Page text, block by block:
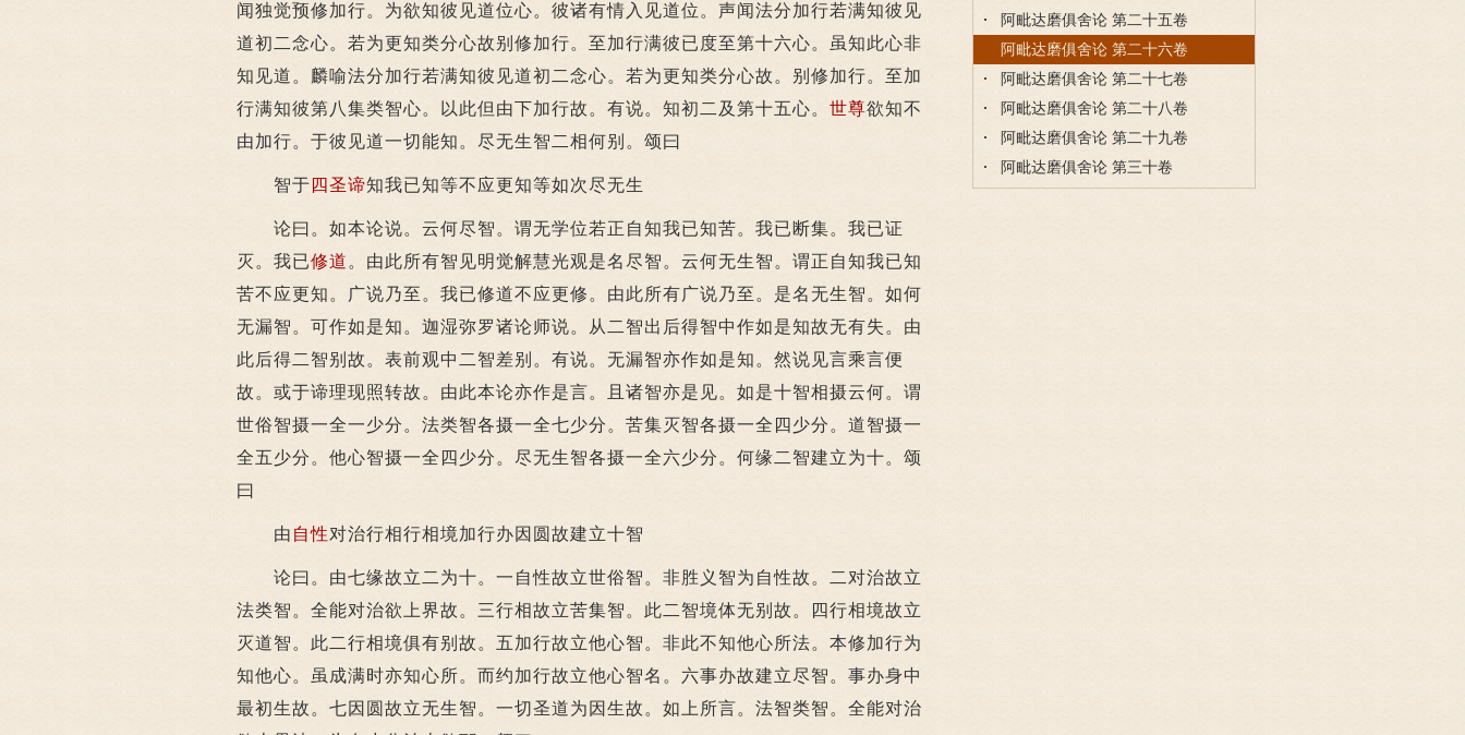
闻独觉预修加行。为欲知彼见道位心。彼诸有情入见道位。声闻法分加行若满知彼见
道初二念心。若为更知类分心故别修加行。至加行满彼已度至第十六心。虽知此心非
知见道。麟喻法分加行若满知彼见道初二念心。若为更知类分心故。别修加行。至加
行满知彼第八集类智心。以此但由下加行故。有说。知初二及第十五心。 世尊欲知不
由加行。于彼见道一切能知。尽无生智二相何别。颂曰
智于 四圣谛知我已知等不应更知等如次尽无生
论曰。如本论说。云何尽智。谓无学位若正自知我已知苦。我已断集。我已证
灭。我已修道 。由此所有智见明觉解慧光观是名尽智。云何无生智。谓正自知我已知
苦不应更知。广说乃至。我已修道不应更修。由此所有广说乃至。是名无生智。如何
无漏智。可作如是知。迦湿弥罗诸论师说。从二智出后得智中作如是知故无有失。由
此后得二智别故。表前观中二智差别。有说。无漏智亦作如是知。然说见言乘言便
故。或于谛理现照转故。由此本论亦作是言。且诸智亦是见。如是十智相摄云何。谓
世俗智摄一全一少分。法类智各摄一全七少分。苦集灭智各摄一全四少分。道智摄一
全五少分。他心智摄一全四少分。尽无生智各摄一全六少分。何缘二智建立为十。颂
曰
由 自性对治行相行相境加行办因圆故建立十智
论曰。由七缘故立二为十。一自性故立世俗智。非胜义智为自性故。二对治故立
法类智。全能对治欲上界故。三行相故立苦集智。此二智境体无别故。四行相境故立
灭道智。此二行相境俱有别故。五加行故立他心智。非此不知他心所法。本修加行为
知他心。虽成满时亦知心所。而约加行故立他心智名。六事办故建立尽智。事办身中
最初生故。七因圆故立无生智。一切圣道为因生故。如上所言。法智类智。全能对治
阿毗达磨俱舍论 第二十五卷
阿毗达磨俱舍论 第二十六卷
阿毗达磨俱舍论 第二十七卷
阿毗达磨俱舍论 第二十八卷
阿毗达磨俱舍论 第二十九卷
阿毗达磨俱舍论 第三十卷